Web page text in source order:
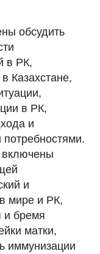
обсудить
в РК,
Казахстане,
в РК,
и
включены
и
мире и РК,
и бремя
матки,
иммунизации